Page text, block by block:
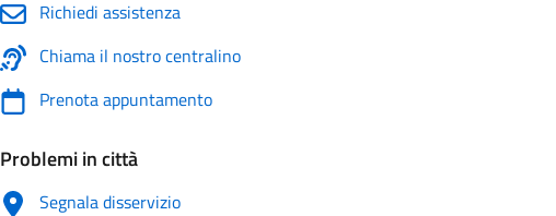
Richiedi assistenza
Chiama il nostro centralino
Prenota appuntamento
Problemi in città
Segnala disservizio